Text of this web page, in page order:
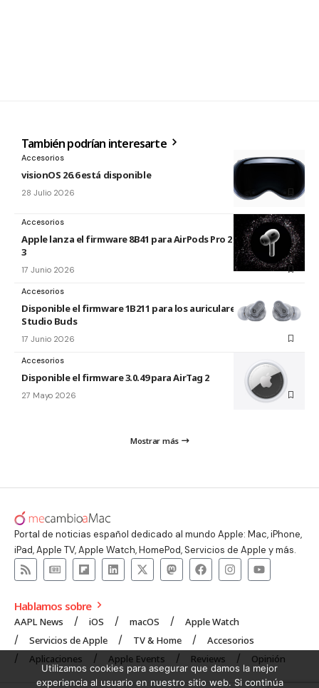
También podrían interesarte
Accesorios
visionOS 26.6 está disponible
28 Julio 2026
Accesorios
Apple lanza el firmware 8B41 para AirPods Pro 2 y AirPods Pro
3
17 Junio 2026
Accesorios
Disponible el firmware 1B211 para los auriculares Beats
Studio Buds
17 Junio 2026
Accesorios
Disponible el firmware 3.0.49 para AirTag 2
27 Mayo 2026
Mostrar más
Portal de noticias español dedicado al mundo Apple: Mac, iPhone,
iPad, Apple TV, Apple Watch, HomePod, Servicios de Apple y más.
Hablamos sobre
AAPL News iOS macOS
Apple Watch
Servicios de Apple
TV & Home
Accesorios
Aplicaciones
Apple Events Reviews Opinión
Utilizamos cookies para asegurar que damos la mejor
experiencia al usuario en nuestro sitio web. Si continúa